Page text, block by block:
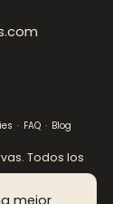
mejor
FAQ Blog
Todos los